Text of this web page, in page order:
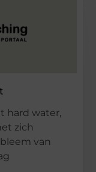
hard water,
zich
van